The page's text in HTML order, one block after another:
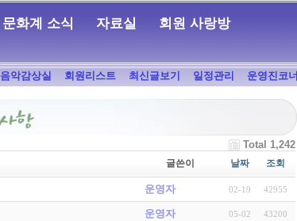
문화계 소식 자료실 회원 사랑방
음악감상실 회원리스트 최신글보기 일정관리 운영진코너
Total 1,242
글쓴이 날짜 조회
운영자 02-19 42955
운영자 05-02 43200